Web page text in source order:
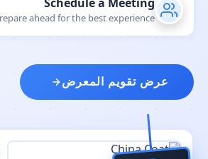
ahead for the best experience.
عرض تقويم المعرض